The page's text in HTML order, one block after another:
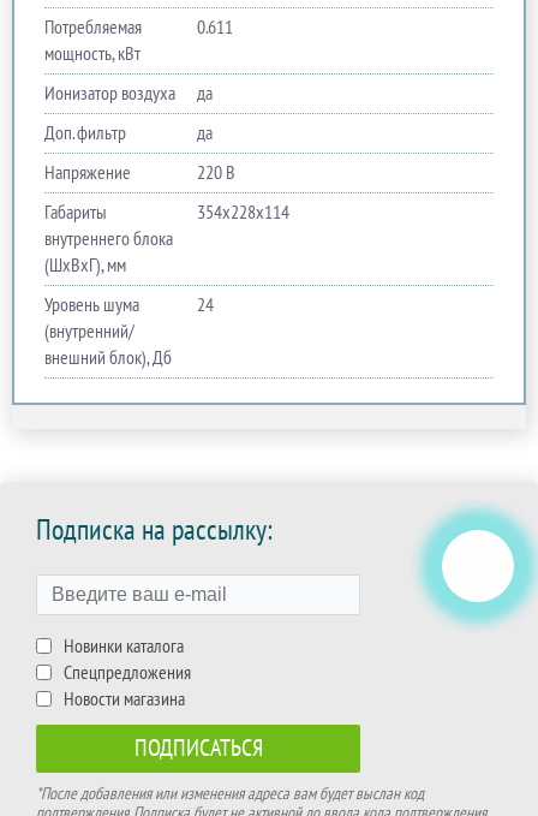
Потребляемая
мощность, кВт
0.611
Ионизатор воздуха
да
Доп. фильтр
да
Напряжение
220 В
Габариты
внутреннего блока
(ШхВхГ), мм
354х228х114
Уровень шума
(внутренний/
внешний блок), Дб
24
Подписка на рассылку:
Новинки каталога
Спецпредложения
Новости магазина
*После добавления или изменения адреса вам будет выслан код